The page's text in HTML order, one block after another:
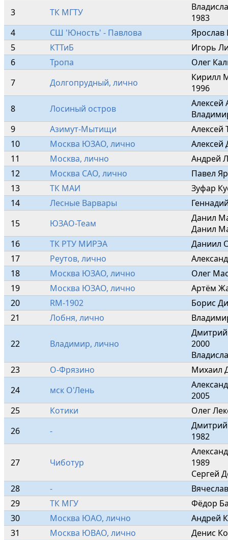
3
ТК МГТУ
1983
4
СШ 'Юность' - Павлова
Ярослав
5
КТТиБ
Игорь
6
Тропа
Олег
7
Долгопрудный, лично
Кирилл
1996
8
Лосиный остров
Алексей
9
Азимут-Мытищи
Алексей
10
Москва ЮЗАО, лично
Алексей
11
Москва, лично
Андрей
12
Москва САО, лично
Павел
13
ТК МАИ
Зуфар
14
Лесные Варвары
15
ЮЗАО-Теам
Данил
Данил
16
ТК РТУ МИРЭА
Даниил
17
Реутов, лично
18
Москва ЮЗАО, лично
Олег
19
Москва ЮЗАО, лично
Артём
20
RM-1902
Борис
21
Лобня, лично
22 Владимир, лично
Дмитрий
2000
23
О-Фрязино
Михаил
24
мск О'Лень
2005
25
Котики
Олег
26
-
1982
27 Чиботур
1989
Сергей
28
-
29
ТК МГУ
Фёдор
30
Москва ЮАО, лично
Андрей
31
Москва ЮВАО, лично
Денис